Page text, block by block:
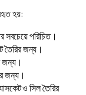
হয়:
সবচেয়ে পরিচিত।
জন্য।
জন্য।
জন্য।
ও সিল তৈরির